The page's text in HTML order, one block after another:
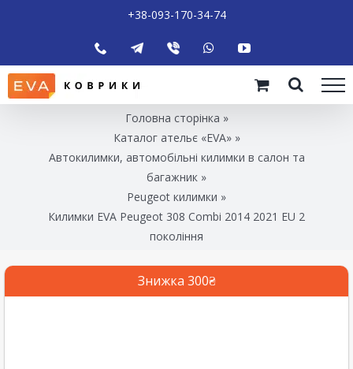
+38-093-170-34-74
Головна сторінка »
Каталог ательє «EVA»»
Автокилимки, автомобільні килимки в салон та
багажник »
Peugeot килимки »
Килимки EVA Peugeot 308 Combi 2014 2021 EU 2
покоління
Знижка 300₴